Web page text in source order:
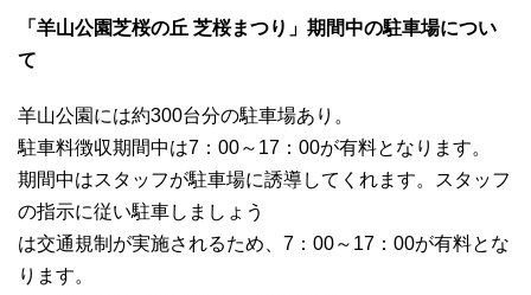
「羊山公園芝桜の丘 芝桜まつり」期間中の駐車場につい
て
羊山公園には約300台分の駐車場あり。
駐車料徴収期間中は7：00～17：00が有料となります。
期間中はスタッフが駐車場に誘導してくれます。スタッフ
の指示に従い駐車しましょう
は交通規制が実施されるため、7：00～17：00が有料とな
ります。